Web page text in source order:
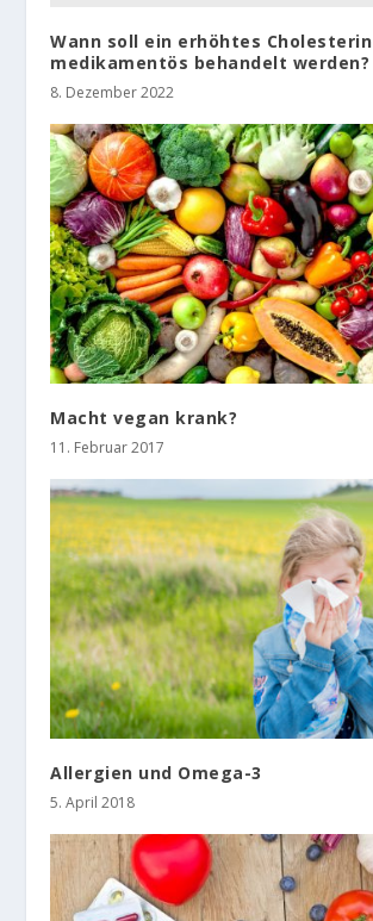
Wann soll ein erhöhtes Cholesterin
medikamentös behandelt werden?
8. Dezember 2022
Macht vegan krank?
11. Februar 2017
Allergien und Omega-3
5. April 2018